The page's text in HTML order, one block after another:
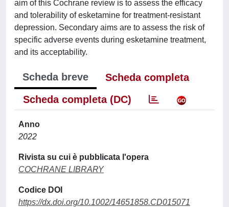
aim of this Cochrane review is to assess the efficacy
and tolerability of esketamine for treatment-resistant
depression. Secondary aims are to assess the risk of
specific adverse events during esketamine treatment,
and its acceptability.
Scheda breve
Scheda completa
Scheda completa (DC)
Anno
2022
Rivista su cui è pubblicata l'opera
COCHRANE LIBRARY
Codice DOI
https://dx.doi.org/10.1002/14651858.CD015071